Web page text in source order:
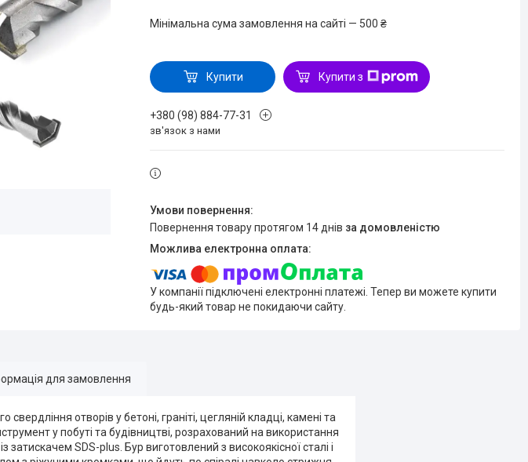
Мінімальна сума замовлення на сайті — 500 ₴
Купити Купити з
+380 (98) 884-77-31
зв'язок з нами
повернення товару протягом 14 днів за домовленістю
У компанії підключені електронні платежі. Тепер ви можете купити
будь-який товар не покидаючи сайту.
для замовлення
отворів у бетоні, граніті, цегляній кладці, камені та
у побуті та будівництві, розрахований на використання
затискачем SDS-plus. Бур виготовлений з високоякісної сталі і